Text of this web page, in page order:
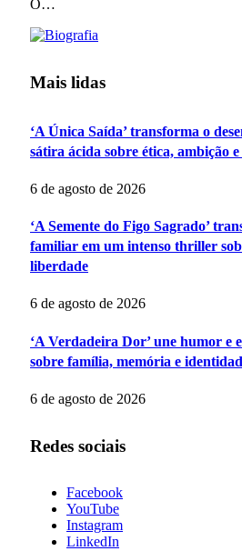
O…
Mais lidas
‘A Única Saída’ transforma o
sátira ácida sobre ética, ambição
6 de agosto de 2026
‘A Semente do Figo Sagrado’
familiar em um intenso thriller
liberdade
6 de agosto de 2026
‘A Verdadeira Dor’ une humor e
sobre família, memória e
6 de agosto de 2026
Redes sociais
Facebook
YouTube
Instagram
LinkedIn